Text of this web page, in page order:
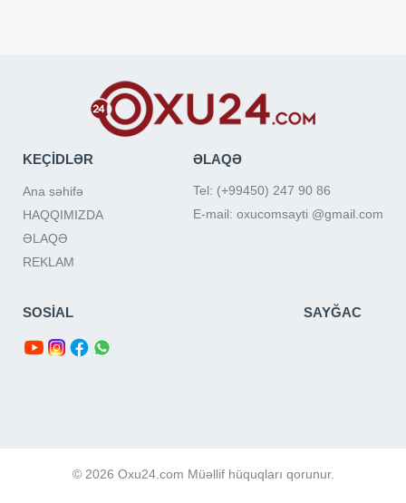
KEÇİDLƏR
Ana səhifə
HAQQIMIZDA
ƏLAQƏ
REKLAM
ƏLAQƏ
Tel: (+99450) 247 90 86
E-mail: oxucomsayti @gmail.com
SOSİAL SAYĞAC
© 2026 Oxu24.com Müəllif hüquqları qorunur.